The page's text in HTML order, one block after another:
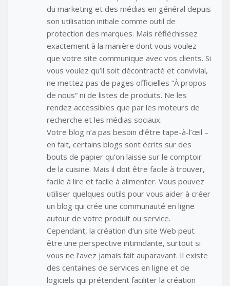
du marketing et des médias en général depuis
son utilisation initiale comme outil de
protection des marques. Mais réfléchissez
exactement à la manière dont vous voulez
que votre site communique avec vos clients. Si
vous voulez qu’il soit décontracté et convivial,
ne mettez pas de pages officielles “À propos
de nous” ni de listes de produits. Ne les
rendez accessibles que par les moteurs de
recherche et les médias sociaux.
Votre blog n’a pas besoin d’être tape-à-l’œil –
en fait, certains blogs sont écrits sur des
bouts de papier qu’on laisse sur le comptoir
de la cuisine. Mais il doit être facile à trouver,
facile à lire et facile à alimenter. Vous pouvez
utiliser quelques outils pour vous aider à créer
un blog qui crée une communauté en ligne
autour de votre produit ou service.
Cependant, la création d’un site Web peut
être une perspective intimidante, surtout si
vous ne l’avez jamais fait auparavant. Il existe
des centaines de services en ligne et de
logiciels qui prétendent faciliter la création